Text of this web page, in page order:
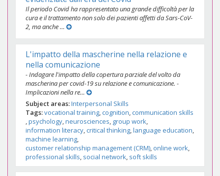
Il periodo Covid ha rappresentato una grande difficoltà per la
cura e il trattamento non solo dei pazienti affetti da Sars-CoV-
2, ma anche …
L'impatto della mascherine nella relazione e
nella comunicazione
- Indagare l'impatto della copertura parziale del volto da
mascherina per covid-19 su relazione e comunicazione. -
Implicazioni nella re…
Subject areas Interpersonal Skills
Tags vocational training cognition communication skills
psychology neurosciences group work
information literacy critical thinking language education
machine learning
customer relationship management (CRM) online work
professional skills social network soft skills